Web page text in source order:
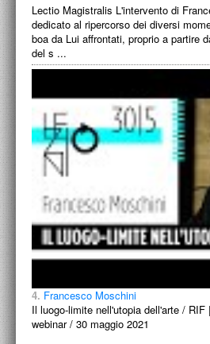
Lectio Magistralis L'intervento di
dedicato al ripercorso dei diversi
boa da Lui affrontati, proprio a partire
del s ...
4. Francesco Moschini
Il luogo-limite nell'utopia dell'arte /
webinar / 30 maggio 2021